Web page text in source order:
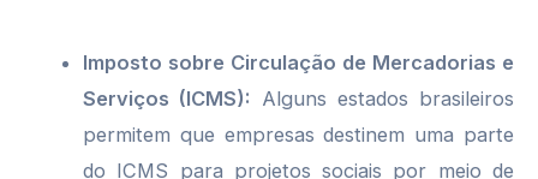
Imposto sobre Circulação de Mercadorias e
Serviços (ICMS): Alguns estados brasileiros
permitem que empresas destinem uma parte
do ICMS para projetos sociais por meio de